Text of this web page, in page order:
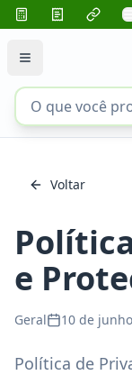
Voltar
e
Geral 10 de
Política de